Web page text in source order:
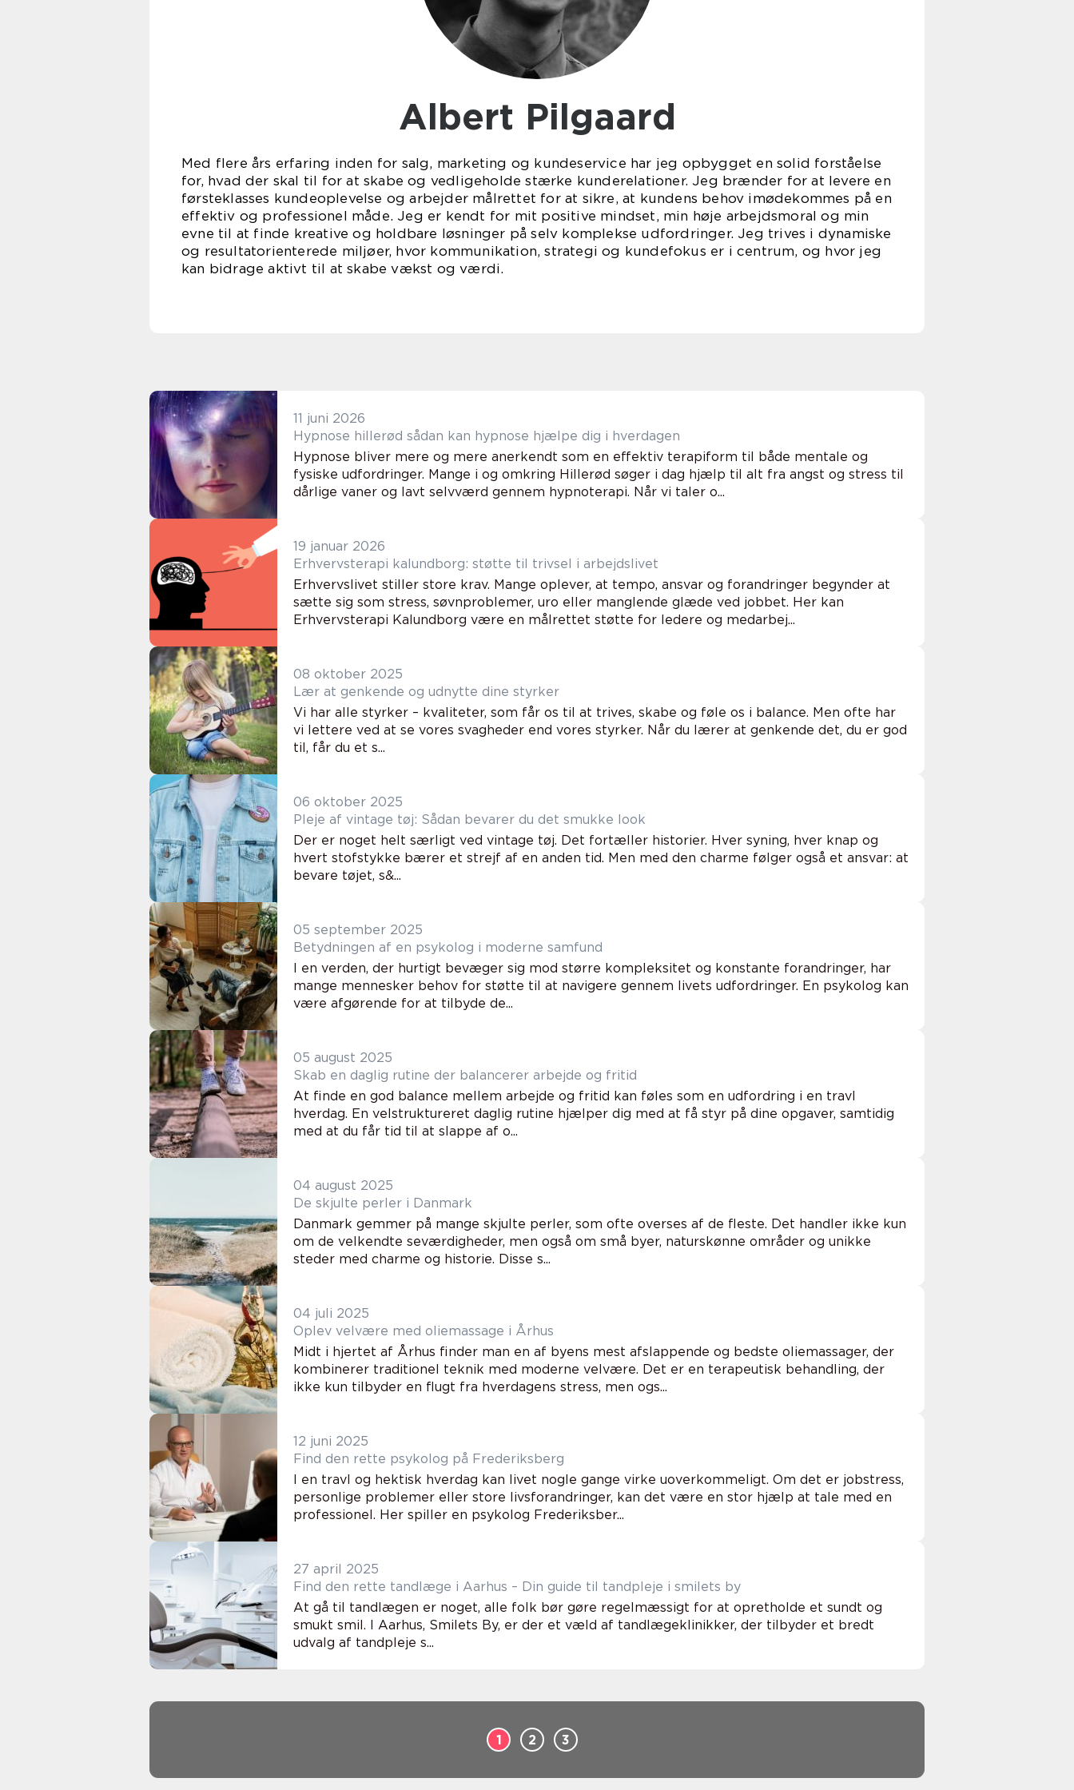
Albert Pilgaard
Med flere års erfaring inden for salg, marketing og kundeservice har jeg opbygget en solid forståelse
for, hvad der skal til for at skabe og vedligeholde stærke kunderelationer. Jeg brænder for at levere en
førsteklasses kundeoplevelse og arbejder målrettet for at sikre, at kundens behov imødekommes på en
effektiv og professionel måde. Jeg er kendt for mit positive mindset, min høje arbejdsmoral og min
evne til at finde kreative og holdbare løsninger på selv komplekse udfordringer. Jeg trives i dynamiske
og resultatorienterede miljøer, hvor kommunikation, strategi og kundefokus er i centrum, og hvor jeg
kan bidrage aktivt til at skabe vækst og værdi.
11 juni 2026
Hypnose hillerød sådan kan hypnose hjælpe dig i hverdagen
Hypnose bliver mere og mere anerkendt som en effektiv terapiform til både mentale og
fysiske udfordringer. Mange i og omkring Hillerød søger i dag hjælp til alt fra angst og stress til
dårlige vaner og lavt selvværd gennem hypnoterapi. Når vi taler o...
19 januar 2026
Erhvervsterapi kalundborg: støtte til trivsel i arbejdslivet
Erhvervslivet stiller store krav. Mange oplever, at tempo, ansvar og forandringer begynder at
sætte sig som stress, søvnproblemer, uro eller manglende glæde ved jobbet. Her kan
Erhvervsterapi Kalundborg være en målrettet støtte for ledere og medarbej...
08 oktober 2025
Lær at genkende og udnytte dine styrker
Vi har alle styrker – kvaliteter, som får os til at trives, skabe og føle os i balance. Men ofte har
vi lettere ved at se vores svagheder end vores styrker. Når du lærer at genkende det, du er god
til, får du et s...
06 oktober 2025
Pleje af vintage tøj: Sådan bevarer du det smukke look
Der er noget helt særligt ved vintage tøj. Det fortæller historier. Hver syning, hver knap og
hvert stofstykke bærer et strejf af en anden tid. Men med den charme følger også et ansvar: at
bevare tøjet, s&...
05 september 2025
Betydningen af en psykolog i moderne samfund
I en verden, der hurtigt bevæger sig mod større kompleksitet og konstante forandringer, har
mange mennesker behov for støtte til at navigere gennem livets udfordringer. En psykolog kan
være afgørende for at tilbyde de...
05 august 2025
Skab en daglig rutine der balancerer arbejde og fritid
At finde en god balance mellem arbejde og fritid kan føles som en udfordring i en travl
hverdag. En velstruktureret daglig rutine hjælper dig med at få styr på dine opgaver, samtidig
med at du får tid til at slappe af o...
04 august 2025
De skjulte perler i Danmark
Danmark gemmer på mange skjulte perler, som ofte overses af de fleste. Det handler ikke kun
om de velkendte seværdigheder, men også om små byer, naturskønne områder og unikke
steder med charme og historie. Disse s...
04 juli 2025
Oplev velvære med oliemassage i Århus
Midt i hjertet af Århus finder man en af byens mest afslappende og bedste oliemassager, der
kombinerer traditionel teknik med moderne velvære. Det er en terapeutisk behandling, der
ikke kun tilbyder en flugt fra hverdagens stress, men ogs...
12 juni 2025
Find den rette psykolog på Frederiksberg
I en travl og hektisk hverdag kan livet nogle gange virke uoverkommeligt. Om det er jobstress,
personlige problemer eller store livsforandringer, kan det være en stor hjælp at tale med en
professionel. Her spiller en psykolog Frederiksber...
27 april 2025
Find den rette tandlæge i Aarhus – Din guide til tandpleje i smilets by
At gå til tandlægen er noget, alle folk bør gøre regelmæssigt for at opretholde et sundt og
smukt smil. I Aarhus, Smilets By, er der et væld af tandlægeklinikker, der tilbyder et bredt
udvalg af tandpleje s...
1 2 3